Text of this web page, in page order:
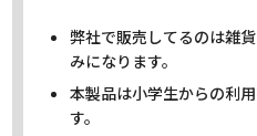
弊社で販売してるのは雑
みになります。
本製品は小学生からの利
す。